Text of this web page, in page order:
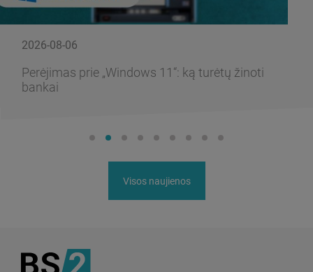
2026-08-06
Perėjimas prie „Windows 11“: ką turėtų žinoti
bankai
Visos naujienos